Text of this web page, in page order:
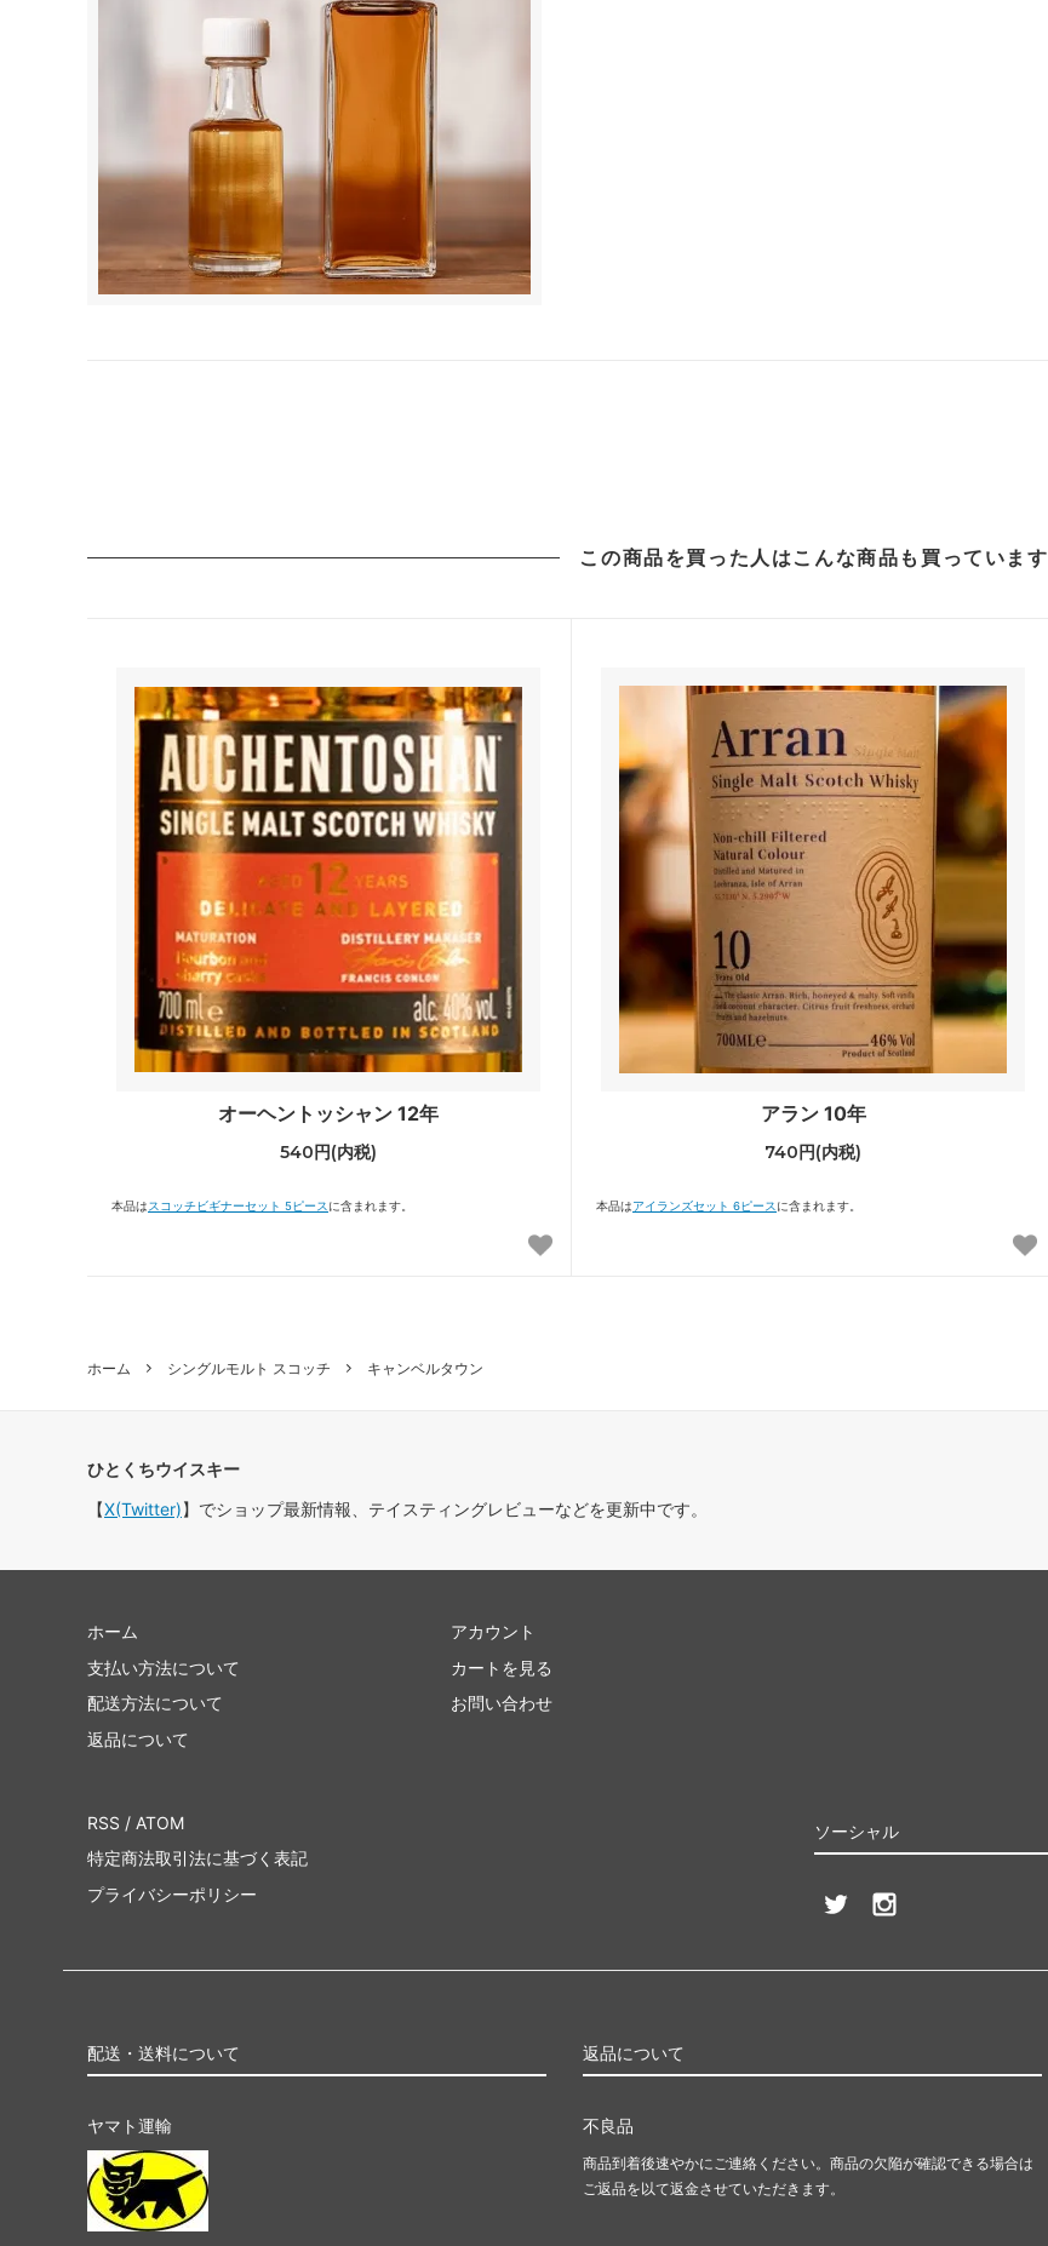
この商品を買った人はこんな商品も買っています
オーヘントッシャン 12年
540円(内税)
本品はスコッチビギナーセット 5ピースに含まれます。
アラン 10年
740円(内税)
本品はアイランズセット 6ピースに含まれます。
ホーム シングルモルト スコッチ キャンベルタウン
ひとくちウイスキー
【X(Twitter)】でショップ最新情報、テイスティングレビューなどを更新中です。
ホーム
支払い方法について
配送方法について
返品について
アカウント
カートを見る
お問い合わせ
ソーシャル
RSS / ATOM
特定商法取引法に基づく表記
プライバシーポリシー
配送・送料について
ヤマト運輸
返品について
不良品
商品到着後速やかにご連絡ください。商品の欠陥が確認できる場合は
ご返品を以て返金させていただきます。